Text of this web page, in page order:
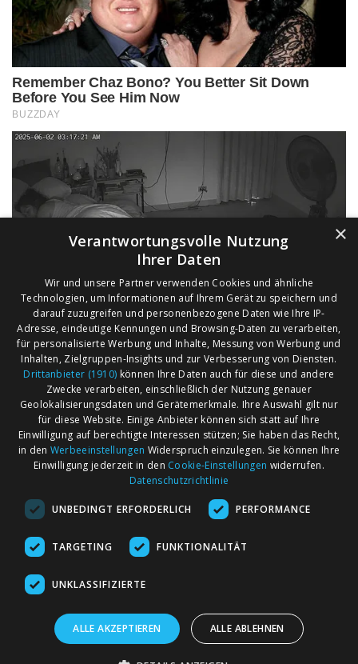
AGB
Impressum
Kontakt
Märkte nach Bundesländern
Märkte nach PLZ
Märkte nach Umkreis
Flohmarkt
×
Verantwortungsvolle Nutzung
Ihrer Daten
Wir und unsere Partner verwenden Cookies und ähnliche
Technologien, um Informationen auf Ihrem Gerät zu speichern und
darauf zuzugreifen und personenbezogene Daten wie Ihre IP-
Adresse, eindeutige Kennungen und Browsing-Daten zu verarbeiten,
für personalisierte Werbung und Inhalte, Messung von Werbung und
Inhalten, Zielgruppen-Insights und zur Verbesserung von Diensten.
Drittanbieter (1910) können Ihre Daten auch für diese und andere
Zwecke verarbeiten, einschließlich der Nutzung genauer
Geolokalisierungsdaten und Gerätemerkmale. Ihre Auswahl gilt nur
für diese Website. Einige Anbieter können sich statt auf Ihre
Einwilligung auf berechtigte Interessen stützen; Sie haben das Recht,
in den Werbeeinstellungen Widerspruch einzulegen. Sie können Ihre
Einwilligung jederzeit in den Cookie-Einstellungen widerrufen.
Datenschutzrichtlinie
UNBEDINGT ERFORDERLICH PERFORMANCE
TARGETING FUNKTIONALITÄT
UNKLASSIFIZIERTE
ALLE AKZEPTIEREN ALLE ABLEHNEN